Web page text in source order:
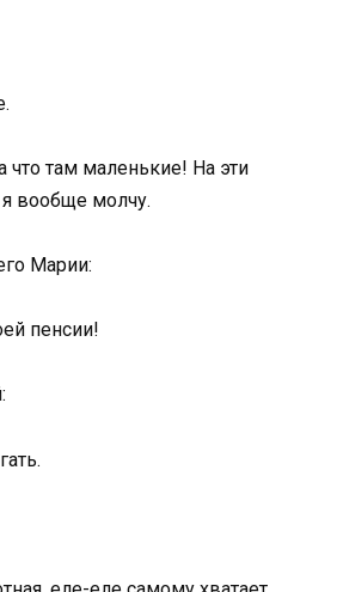
там маленькие! На эти
вообще молчу.
Марии:
пенсии!